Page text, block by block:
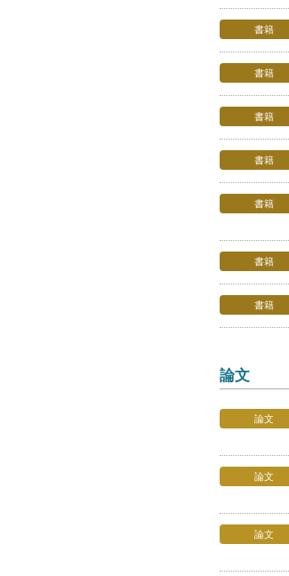
書籍
書籍
書籍
書籍
書籍
書籍
書籍
論文
論文
論文
論文